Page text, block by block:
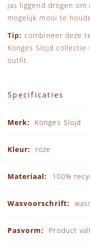
jas liggend drogen
mogelijk mooi te
Tip: combineer deze
Konges Slojd collectie
outfit.
Specificaties
Konges Slojd
roze
100%
Product